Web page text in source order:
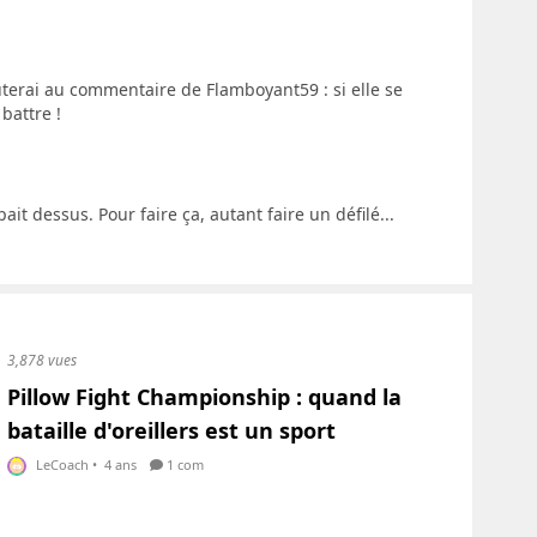
au commentaire de Flamboyant59 : si elle se
!
dessus. Pour faire ça, autant faire un défilé...
3,878 vues
Pillow Fight Championship : quand la
bataille d'oreillers est un sport
LeCoach • 4 ans 1 com